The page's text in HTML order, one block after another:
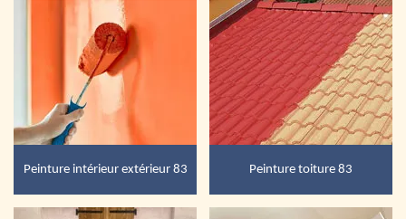
Peinture intérieur extérieur 83 Peinture toiture 83